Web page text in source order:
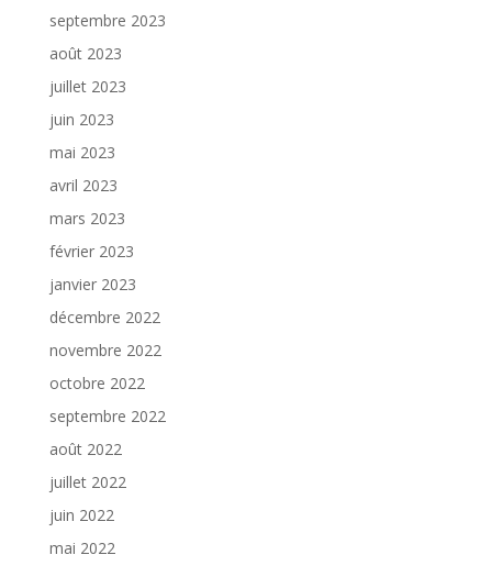
septembre 2023
août 2023
juillet 2023
juin 2023
mai 2023
avril 2023
mars 2023
février 2023
janvier 2023
décembre 2022
novembre 2022
octobre 2022
septembre 2022
août 2022
juillet 2022
juin 2022
mai 2022